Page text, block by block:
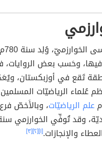
وحَسب بعض الروايات،
تَقع في أوزبكستان،
عُلماء الرياضيّات
علم الرياضيّات، وبالأَخصّ
والإنجازات.[١] [٢] [٣]